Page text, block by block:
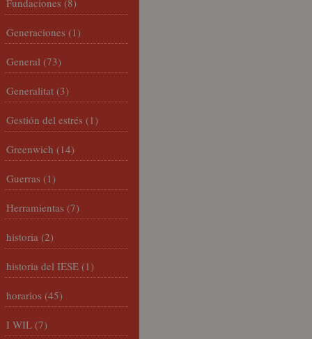
Fundaciones (8)
Generaciones (1)
General (73)
Generalitat (3)
Gestión del estrés (1)
Greenwich (14)
Guerras (1)
Herramientas (7)
historia (2)
historia del IESE (1)
horarios (45)
I WIL (7)